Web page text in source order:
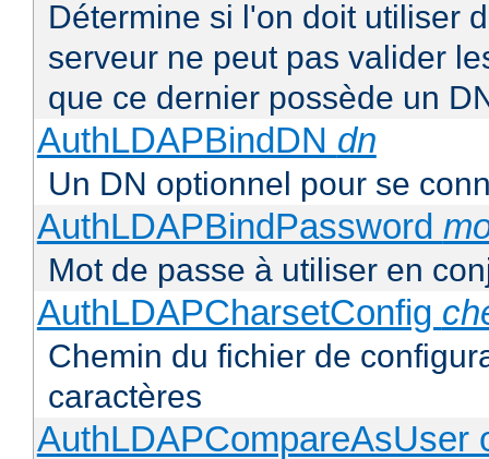
Détermine si l'on doit utiliser
serveur ne peut pas valider
que ce dernier possède un
AuthLDAPBindDN dn
Un DN optionnel pour se
AuthLDAPBindPassword
Mot de passe à utiliser en
AuthLDAPCharsetConfig
Chemin du fichier de
caractères
AuthLDAPCompareAsUser